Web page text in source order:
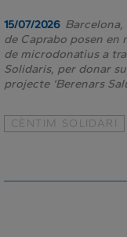
15/07/2026 Barcelona,
de Caprabo posen en
de microdonatius a
Solidaris, per donar
projecte ‘Berenars
CÈNTIM SOLIDARI